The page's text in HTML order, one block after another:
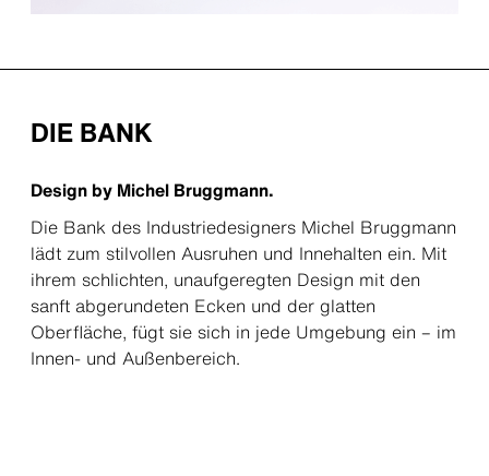
DIE BANK
Design by Michel Bruggmann.
Die Bank des Industriedesigners Michel Bruggmann
lädt zum stilvollen Ausruhen und Innehalten ein. Mit
ihrem schlichten, unaufgeregten Design mit den
sanft abgerundeten Ecken und der glatten
Oberfläche, fügt sie sich in jede Umgebung ein – im
Innen- und Außenbereich.